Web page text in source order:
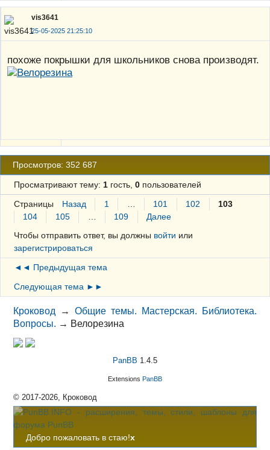
vis3641
25-05-2025 21:25:10
похоже покрышки для школьников снова производят.
Просмотров: 352 687
Просматривают тему: 1гость, 0пользователей
Страницы Назад 1 … 101 102
103
104
105 … 109
Далее
Чтобы отправить ответ, вы должны войти или
зарегистрироваться
◄◄ Предыдущая тема
Следующая тема ►►
Кроковод →Общие темы. Мастерская. Библиотека.
Вопросы. → Велорезина
PanBB 1.4.5
Extensions PanBB
© 2017-2026, Кроковод
Добро пожаловать в стаю!x